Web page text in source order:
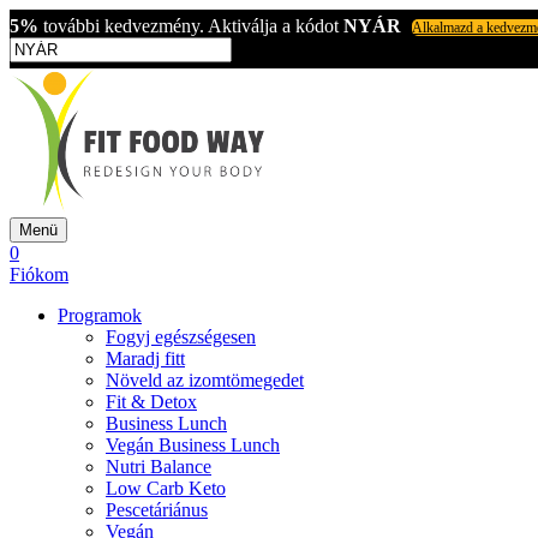
5% további kedvezmény. Aktiválja a kódot NYÁR Alkalmazd a
Menü
0
Fiókom
Programok
Fogyj egészségesen
Maradj fitt
Növeld az izomtömegedet
Fit & Detox
Business Lunch
Vegán Business Lunch
Nutri Balance
Low Carb Keto
Pescetáriánus
Vegán